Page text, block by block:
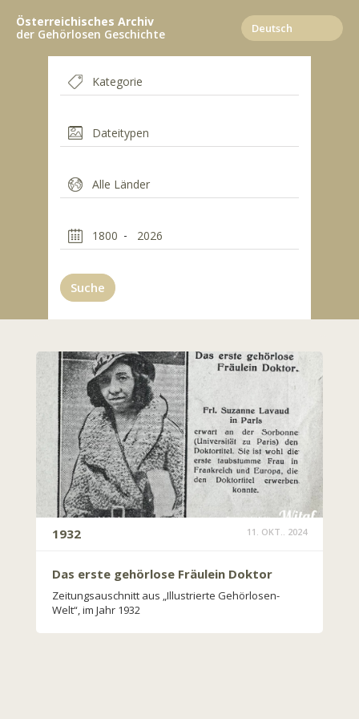
zum
Inhalt
Österreichisches Archiv
der Gehörlosen Geschichte
Suche
1932 11. OKT.. 2024
Das erste gehörlose Fräulein Doktor
Zeitungsauschnitt aus „Illustrierte Gehörlosen-
Welt“, im Jahr 1932